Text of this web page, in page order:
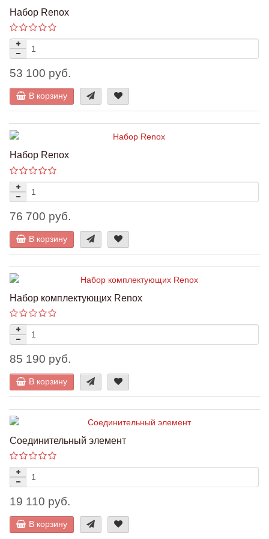
Набор Renox
53 100 руб.
В корзину
Набор Renox
76 700 руб.
В корзину
Набор комплектующих Renox
85 190 руб.
В корзину
Соединительный элемент
19 110 руб.
В корзину